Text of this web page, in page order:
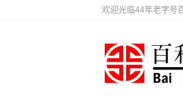
欢迎光临44年老字号